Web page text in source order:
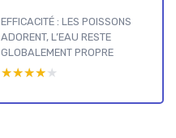
EFFICACITÉ : LES POISSONS
ADORENT, L’EAU RESTE
GLOBALEMENT PROPRE
★★★★★
★★★★★